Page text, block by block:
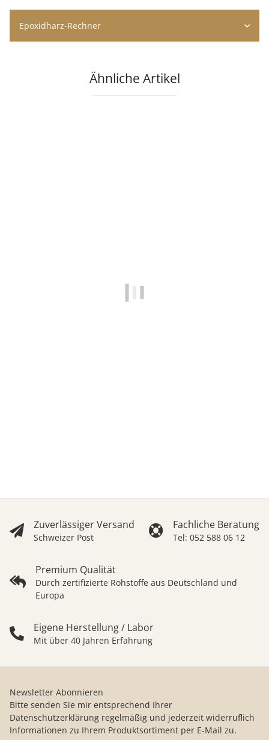
Epoxidharz-Rechner
Ähnliche Artikel
Zuverlässiger Versand
Schweizer Post
Fachliche Beratung
Tel: 052 588 06 12
Premium Qualität
Durch zertifizierte Rohstoffe aus Deutschland und
Europa
Eigene Herstellung / Labor
Mit über 40 Jahren Erfahrung
Newsletter Abonnieren
Bitte senden Sie mir entsprechend Ihrer
Datenschutzerklärung regelmäßig und jederzeit widerruflich
Informationen zu Ihrem Produktsortiment per E-Mail zu.